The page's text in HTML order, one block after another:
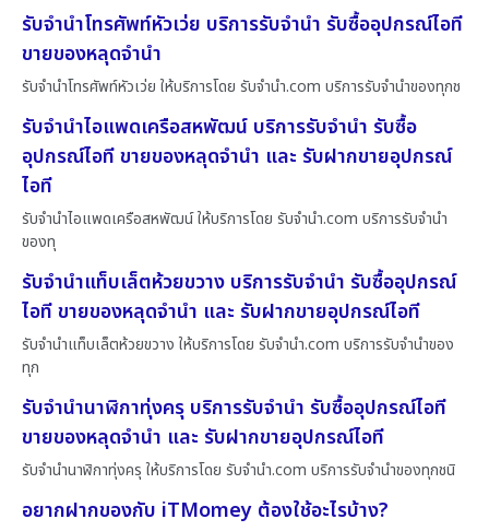
รับจำนำโทรศัพท์หัวเว่ย บริการรับจำนำ รับซื้ออุปกรณ์ไอที
ขายของหลุดจำนำ
รับจำนำโทรศัพท์หัวเว่ย ให้บริการโดย รับจํานํา.com บริการรับจำนำของทุกช
รับจำนำไอแพดเครือสหพัฒน์ บริการรับจำนำ รับซื้อ
อุปกรณ์ไอที ขายของหลุดจำนำ และ รับฝากขายอุปกรณ์
ไอที
รับจำนำไอแพดเครือสหพัฒน์ ให้บริการโดย รับจํานํา.com บริการรับจำนำ
ของทุ
รับจำนำแท็บเล็ตห้วยขวาง บริการรับจำนำ รับซื้ออุปกรณ์
ไอที ขายของหลุดจำนำ และ รับฝากขายอุปกรณ์ไอที
รับจำนำแท็บเล็ตห้วยขวาง ให้บริการโดย รับจํานํา.com บริการรับจำนำของ
ทุก
รับจำนำนาฬิกาทุ่งครุ บริการรับจำนำ รับซื้ออุปกรณ์ไอที
ขายของหลุดจำนำ และ รับฝากขายอุปกรณ์ไอที
รับจำนำนาฬิกาทุ่งครุ ให้บริการโดย รับจํานํา.com บริการรับจำนำของทุกชนิ
อยากฝากของกับ iTMomey ต้องใช้อะไรบ้าง?